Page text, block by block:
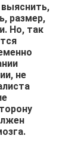
размер,
Но, так
не